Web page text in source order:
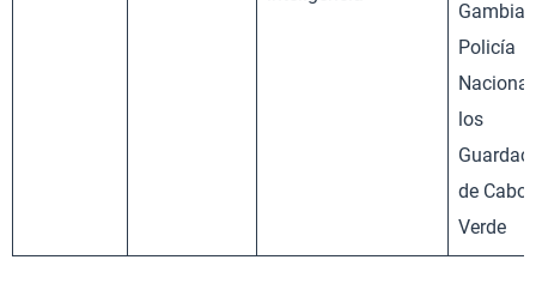
Gambia
Policía
los
de Cabo
Verde